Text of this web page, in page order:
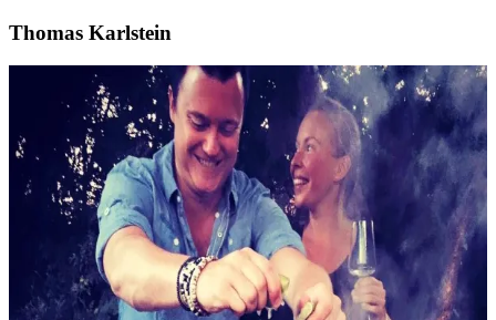
Thomas Karlstein